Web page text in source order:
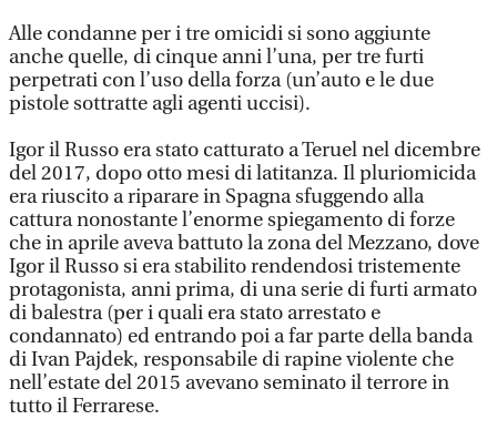
Alle condanne per i tre omicidi si sono aggiunte
anche quelle, di cinque anni l’una, per tre furti
perpetrati con l’uso della forza (un’auto e le due
pistole sottratte agli agenti uccisi).
Igor il Russo era stato catturato a Teruel nel dicembre
del 2017, dopo otto mesi di latitanza. Il pluriomicida
era riuscito a riparare in Spagna sfuggendo alla
cattura nonostante l’enorme spiegamento di forze
che in aprile aveva battuto la zona del Mezzano, dove
Igor il Russo si era stabilito rendendosi tristemente
protagonista, anni prima, di una serie di furti armato
di balestra (per i quali era stato arrestato e
condannato) ed entrando poi a far parte della banda
di Ivan Pajdek, responsabile di rapine violente che
nell’estate del 2015 avevano seminato il terrore in
tutto il Ferrarese.